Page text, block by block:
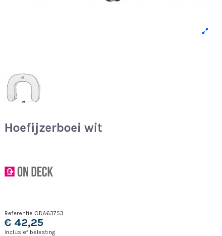
Hoefijzerboei wit
Referentie ODA63753
€ 42,25
Inclusief belasting